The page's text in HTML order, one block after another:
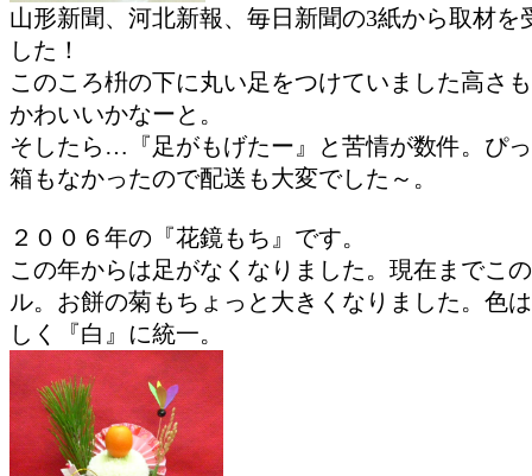
山形新聞、河北新報、毎日新聞の3紙から取材を
した！
このころ枡の下に丸い足をつけていました高さ
かわいいかなーと。
そしたら…『足がもげたー』と苦情が数件。ぴ
箱もなかったので配送も大変でした～。
２００６年の『花鏡もち』です。
この年からは足がなくなりました。現在までこ
ル。お餅の菊もちょっと大きくなりました。色
しく『白』に統一。